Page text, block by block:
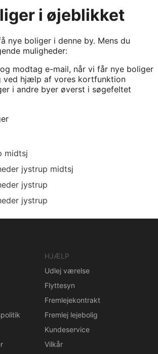
i øjeblikket
nye boliger i denne by. Mens du
muligheder:
modtag e-mail, når vi får nye boliger
ved hjælp af vores kortfunktion
i andre byer øverst i søgefeltet
midtsj
jystrup midtsj
jystrup
jystrup
HJÆLP
Udlej værelse
Flyttesyn
Fremlejekontrakt
Fremlej lejebolig
Kundeservice
Vilkår